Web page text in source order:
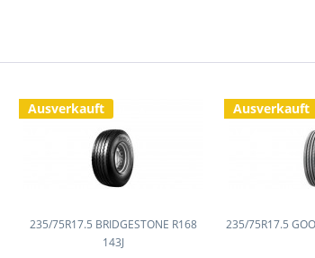
Ausverkauft
235/75R17.5 BRIDGESTONE R168
143J
Ausverkauft
235/75R17.5